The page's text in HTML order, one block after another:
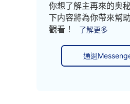
你想了解主再來的奥
下内容將為你帶來幫
觀看！
了解更多
通過